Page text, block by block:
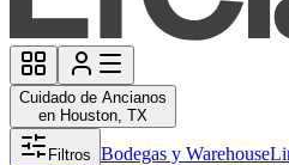
Cuidado de Ancianos
en Houston, TX
Filtros Bodegas y Warehouse